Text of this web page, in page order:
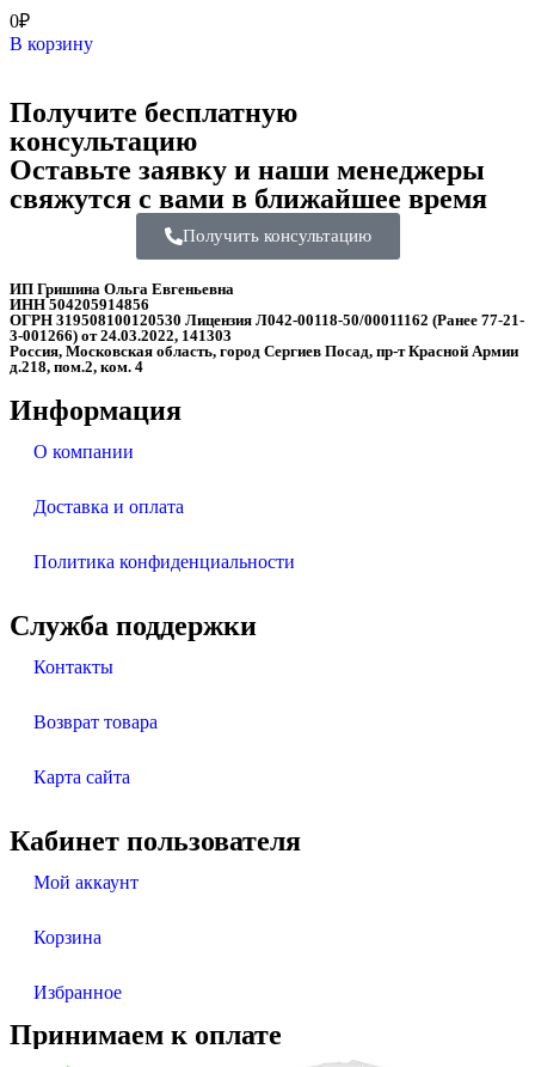
0₽
В корзину
Получите бесплатную
консультацию
Оставьте заявку и наши менеджеры
свяжутся с вами в ближайшее время
Получить консультацию
ИП Гришина Ольга Евгеньевна
ИНН 504205914856
ОГРН 319508100120530 Лицензия Л042-00118-50/00011162 (Ранее 77-21-
3-001266) от 24.03.2022, 141303
Россия, Московская область, город Сергиев Посад, пр-т Красной Армии
д.218, пом.2, ком. 4
Информация
О компании
Доставка и оплата
Политика конфиденциальности
Служба поддержки
Контакты
Возврат товара
Карта сайта
Кабинет пользователя
Мой аккаунт
Корзина
Избранное
Принимаем к оплате